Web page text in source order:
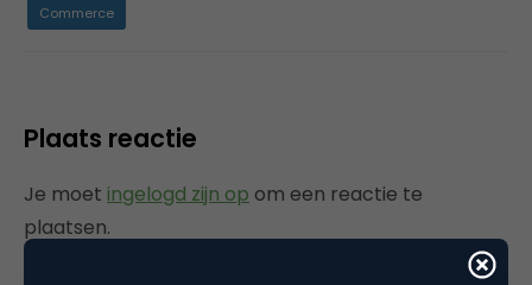
Commerce
Plaats reactie
Je moet ingelogd zijn op om een reactie te
plaatsen.